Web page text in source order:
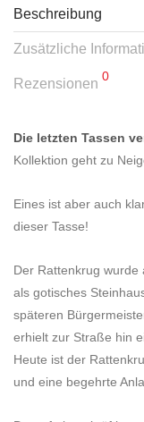
Beschreibung
Zusätzliche
Rezensionen 0
Die letzten Tassen
Kollektion geht zu
Eines ist aber auch
dieser Tasse!
Der Rattenkrug wurde
als gotisches
späteren
erhielt zur Straße hin
Heute ist der
und eine begehrte